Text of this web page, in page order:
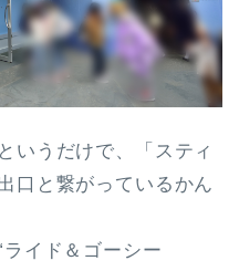
いうだけで、「スティ
口と繋がっているかん
イド＆ゴーシー